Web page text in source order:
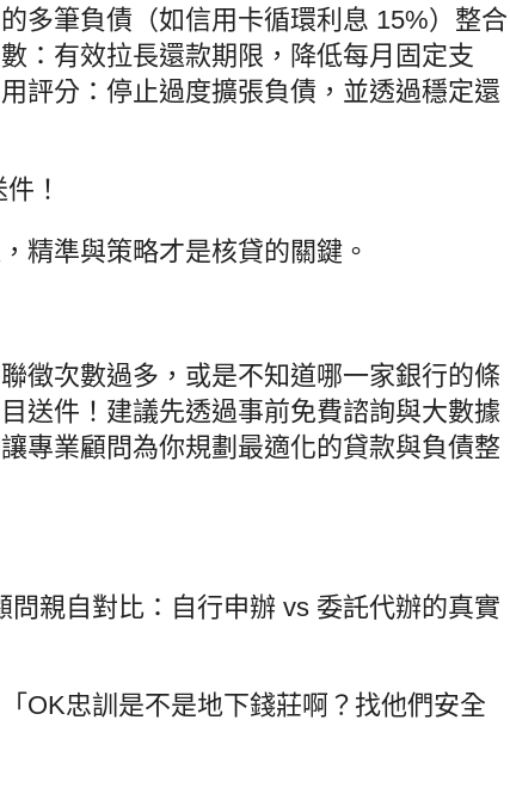
多筆負債（如信用卡循環利息 15%）整合
：有效拉長還款期限，降低每月固定支
評分：停止過度擴張負債，並透過穩定還
！
精準與策略才是核貸的關鍵。
徵次數過多，或是不知道哪一家銀行的條
送件！建議先透過事前免費諮詢與大數據
專業顧問為你規劃最適化的貸款與負債整
親自對比：自行申辦 vs 委託代辦的真實
OK忠訓是不是地下錢莊啊？找他們安全